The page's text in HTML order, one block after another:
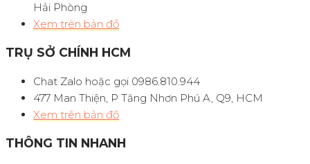
Hải Phòng
Xem trên bản đồ
TRỤ SỞ CHÍNH HCM
Chat Zalo hoặc gọi 0986.810.944
477 Man Thiện, P Tăng Nhơn Phú A, Q9, HCM
Xem trên bản đồ
THÔNG TIN NHANH